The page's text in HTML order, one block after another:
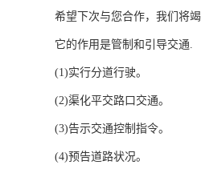
希望下次与您合作，我们将竭
它的作用是管制和引导交通.
(1)实行分道行驶。
(2)渠化平交路口交通。
(3)告示交通控制指令。
(4)预告道路状况。